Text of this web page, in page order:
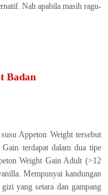
Nah apabila masih ragu-
Badan
Appeton Weight tersebut
terdapat dalam dua tipe
Weight Gain Adult (>12
Mempunyai kandungan
yang setara dan gampang